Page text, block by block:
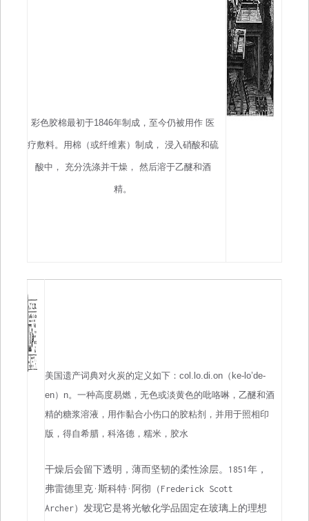
彩色胶棉最初于1846年制成，至今仍被用作 医
疗敷料。 用棉（或纤维素）制成， 浸入硝酸和硫
酸中， 充分洗涤并干燥， 然后溶于乙醚和酒
精。
美国遗产词典对火炭的定义如下：col.lo.di.on（ke-lo’de-
en）n。一种高度易燃，无色或淡黄色的吡咯啉，乙醚和酒
精的糖浆溶液，用作黏合小伤口的胶粘剂，并用于照相印
版，得自希腊，科洛德，糯米，胶水
干燥后会留下透明，薄而坚韧的柔性涂层。1851年，
弗雷德里克·斯科特·阿彻（Frederick Scott
Archer）发现它是将光敏化学品固定在玻璃上的理想